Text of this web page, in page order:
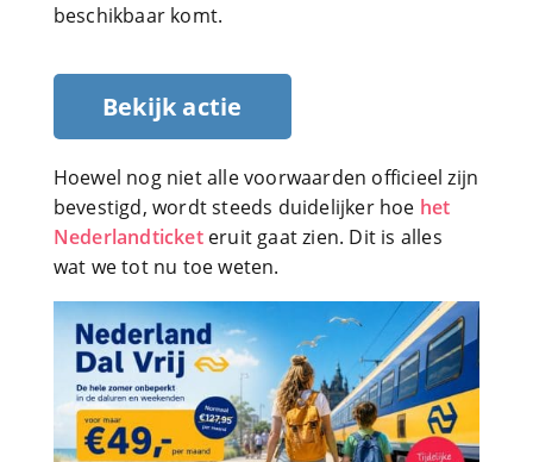
beschikbaar komt.
Bekijk actie
Hoewel nog niet alle voorwaarden officieel zijn
bevestigd, wordt steeds duidelijker hoe het
Nederlandticketeruit gaat zien. Dit is alles
wat we tot nu toe weten.